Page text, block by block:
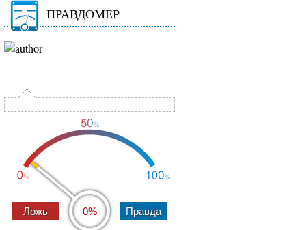
ПРАВДОМЕР
0%